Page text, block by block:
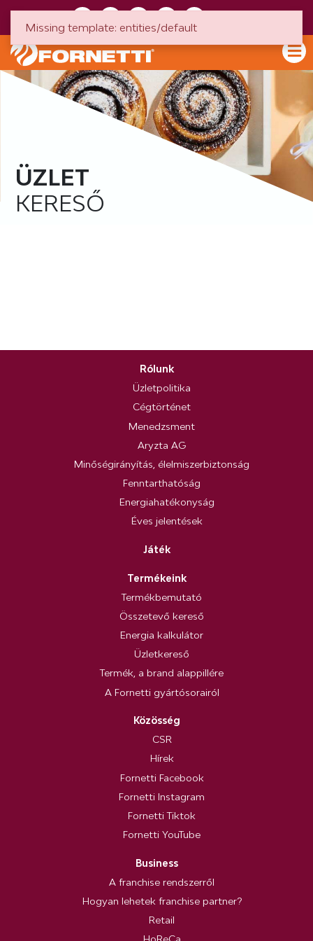
ÜZLET
KERESŐ
Rólunk
Üzletpolitika
Cégtörténet
Menedzsment
Aryzta AG
Minőségirányítás, élelmiszerbiztonság
Fenntarthatóság
Energiahatékonyság
Éves jelentések
Játék
Termékeink
Termékbemutató
Összetevő kereső
Energia kalkulátor
Üzletkereső
Termék, a brand alappillére
A Fornetti gyártósorairól
Közösség
CSR
Hírek
Fornetti Facebook
Fornetti Instagram
Fornetti Tiktok
Fornetti YouTube
Business
A franchise rendszerről
Hogyan lehetek franchise partner?
Retail
Missing template: entities/default